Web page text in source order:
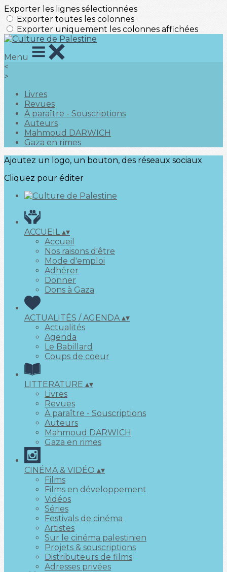
Exporter les lignes sélectionnées
Exporter toutes les colonnes
Exporter uniquement les colonnes affichées
Menu
<
>
Livres
Revues
À paraître - Souscriptions
Auteurs
Mahmoud DARWICH
Gaza en rimes
Ajoutez un logo, un bouton, des réseaux sociaux
Cliquez pour éditer
ACCUEIL▴▾
Accueil
Nos raisons d'être
Mode d'emploi
Adhérer
Donner
Dons à Gaza
ACTUALITÉS / AGENDA▴▾
Actualités
Agenda
Le Babillard
Coups de coeur
LITTERATURE ▴▾
Livres
Revues
À paraître - Souscriptions
Auteurs
Mahmoud DARWICH
Gaza en rimes
CINÉMA & VIDÉO ▴▾
Films
Films en développement
Vidéos
Séries
Festivals de cinéma
Artistes
Sur le cinéma palestinien
Projets & souscriptions
Distributeurs de films
Adresses privées